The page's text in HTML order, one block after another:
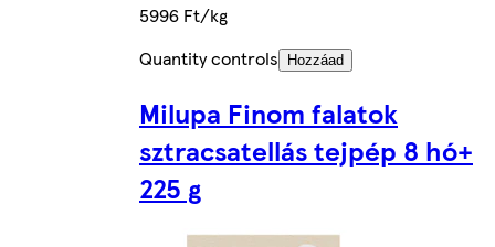
5996 Ft/kg
Quantity controls
Hozzáad
Milupa Finom falatok
sztracsatellás tejpép 8 hó+
225 g